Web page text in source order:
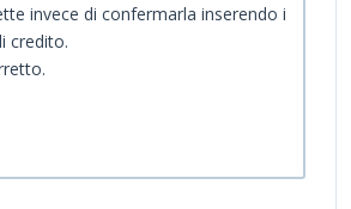
invece di confermarla inserendo i
credito.